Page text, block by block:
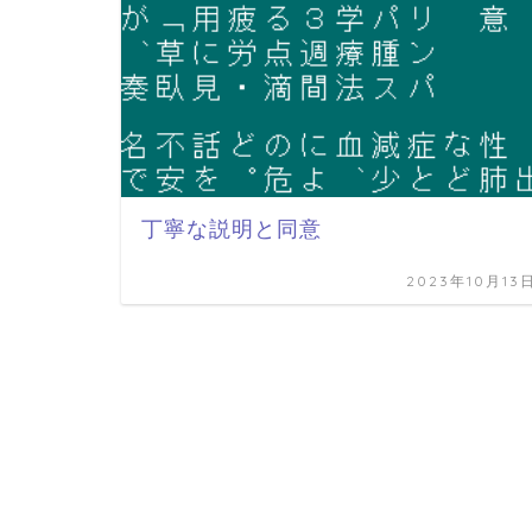
丁寧な説明と同意
2023年10月13